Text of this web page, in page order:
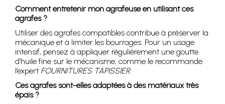
Comment entretenir mon agrafeuse en utilisant ces
agrafes ?
Utiliser des agrafes compatibles contribue à préserver la
mécanique et à limiter les bourrages. Pour un usage
intensif, pensez à appliquer régulièrement une goutte
d’huile fine sur le mécanisme, comme le recommande
l’expert FOURNITURES TAPISSIER.
Ces agrafes sont-elles adaptées à des matériaux très
épais ?